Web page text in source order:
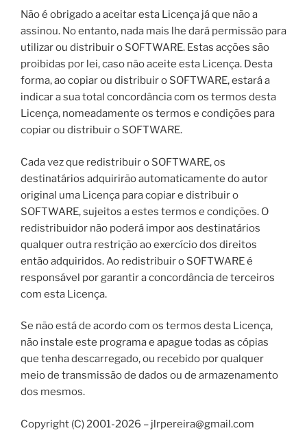
Não é obrigado a aceitar esta Licença já que não a
assinou. No entanto, nada mais lhe dará permissão para
utilizar ou distribuir o SOFTWARE. Estas acções são
proibidas por lei, caso não aceite esta Licença. Desta
forma, ao copiar ou distribuir o SOFTWARE, estará a
indicar a sua total concordância com os termos desta
Licença, nomeadamente os termos e condições para
copiar ou distribuir o SOFTWARE.
Cada vez que redistribuir o SOFTWARE, os
destinatários adquirirão automaticamente do autor
original uma Licença para copiar e distribuir o
SOFTWARE, sujeitos a estes termos e condições. O
redistribuidor não poderá impor aos destinatários
qualquer outra restrição ao exercício dos direitos
então adquiridos. Ao redistribuir o SOFTWARE é
responsável por garantir a concordância de terceiros
com esta Licença.
Se não está de acordo com os termos desta Licença,
não instale este programa e apague todas as cópias
que tenha descarregado, ou recebido por qualquer
meio de transmissão de dados ou de armazenamento
dos mesmos.
Copyright (C) 2001-2026 – jlrpereira@gmail.com